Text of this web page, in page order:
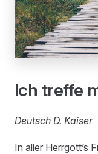
Ich treffe
Deutsch D. Kaiser
In aller Herrgott’s